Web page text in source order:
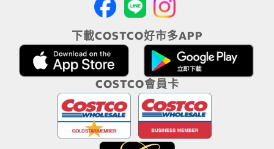
下載COSTCO好市多APP
COSTCO會員卡